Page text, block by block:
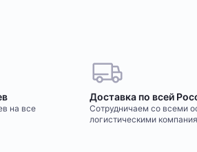
на все
Доставка по всей
Сотрудничаем со всеми
логистическими